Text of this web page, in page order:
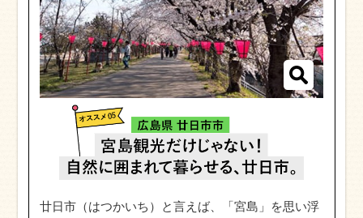
廿日市（はつかいち）と言えば、「宮島」を思い浮